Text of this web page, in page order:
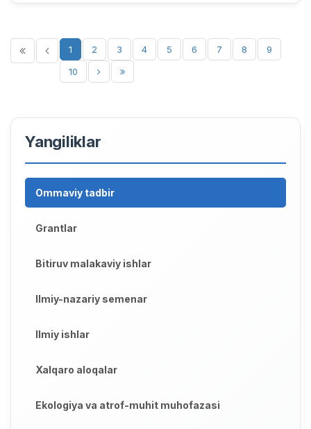
1 2 3 4 5 6 7 8
9
10
Yangiliklar
Ommaviy tadbir
Grantlar
Bitiruv malakaviy ishlar
Ilmiy-nazariy semenar
Ilmiy ishlar
Xalqaro aloqalar
Ekologiya va atrof-muhit muhofazasi